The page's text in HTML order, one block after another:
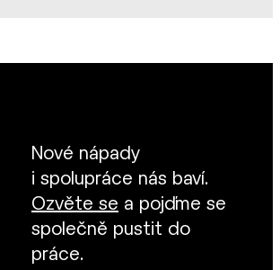
Nové nápady
i spolupráce nás baví.
Ozvěte se a pojďme se
společně pustit do
práce.